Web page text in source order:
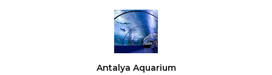
Antalya Aquarium